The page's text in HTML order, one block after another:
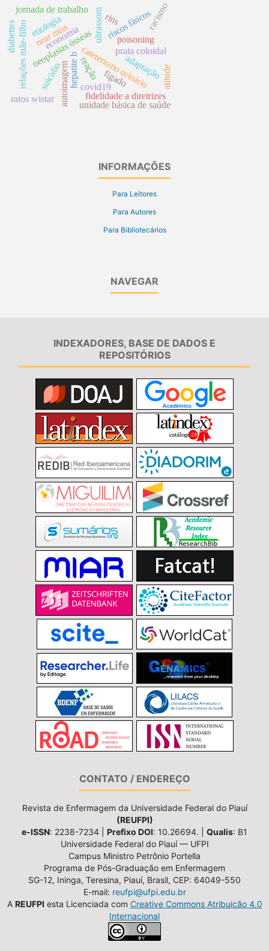
hepatite b
neoplasias ósseas poisoning
ultrassom
cateterismo urinário
near miss
fidelidade a diretrizes
jornada de trabalho
relações mãe-filho riscos físicos
unidade básica de saúde
autoimagem
economia
suicídio reação
prata coloidal
diabettes
ratos wistar
fígado
rins racismo
adaptaçãoatitude
etiologia
covid19
INFORMAÇÕES
Para Leitores
Para Autores
Para Bibliotecários
NAVEGAR
INDEXADORES, BASE DE DADOS E
REPOSITÓRIOS
CONTATO / ENDEREÇO
Revista de Enfermagem da Universidade Federal do Piauí
(REUFPI)
e-ISSN: 2238-7234 | Prefixo DOI: 10.26694. | Qualis: B1
Universidade Federal do Piauí — UFPI
Campus Ministro Petrônio Portella
Programa de Pós-Graduação em Enfermagem
SG-12, Ininga, Teresina, Piauí, Brasil, CEP: 64049-550
E-mail: reufpi@ufpi.edu.br
A REUFPI esta Licenciada com Creative Commons Atribuição 4.0
Internacional